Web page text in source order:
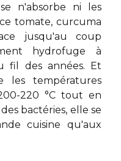
n'absorbe ni les
tomate, curcuma
jusqu'au coup
hydrofuge à
fil des années. Et
les températures
220 °C tout en
bactéries, elle se
cuisine qu'aux